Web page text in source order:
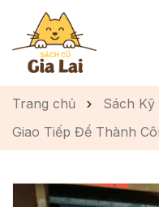
Trang chủ Sách Kỹ
Giao Tiếp Để Thành